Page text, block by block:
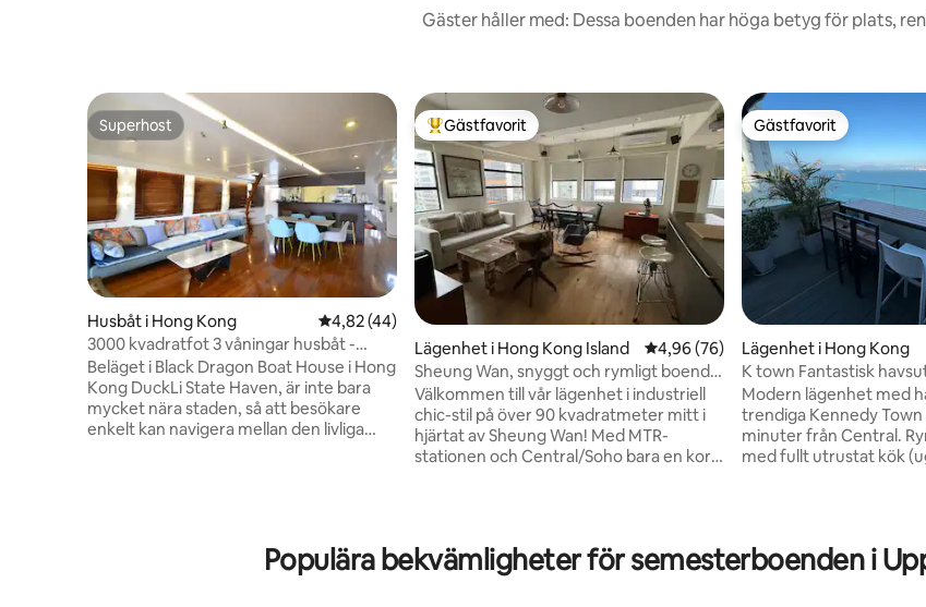
Gäster håller med: Dessa boenden har höga betyg för plats,
Superhost
Superhost
Husbåt i Hong Kong 4,82 av 5 i genomsnittligt betyg, 44 omdömen
4,82 (44)
3000 kvadratfot 3 våningar husbåt -
Black Dragon
Beläget i Black Dragon Boat House i Hong
Kong DuckLi State Haven, är inte bara
mycket nära staden, så att besökare
enkelt kan navigera mellan den livliga
litet äventyr fullt av fiskehamn, du kan
observera det dagliga livet för fiskare på
Populär gästfavorit
Gästfavorit
Lägenhet i Hong Kong Island 4,96 av 5 i genomsnittligt betyg, 76
4,96 (76)
Sheung Wan, snyggt och rymligt boende
med 2 sovrum, industriell chic
Välkommen till vår lägenhet i industriell
chic-stil på över 90 kvadratmeter mitt i
hjärtat av Sheung Wan! Med MTR-
stationen och Central/Soho bara en kort
konstgallerier och en blandning av
traditionell/samtida Hongkong-kultur.
Gästfavorit
Gästfavorit
Lägenhet i Hong Kong
K town Fantastisk
uteplats och solnedgång
Modern lägenhet med
trendiga Kennedy
minuter från Central.
med fullt utrustat kök
havsutsikt. 3 minuters
1 minut till spårvagn,
Populära bekvämligheter för semesterboenden i